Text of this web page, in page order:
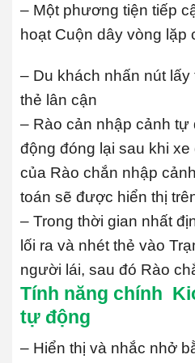
– Một phương tiện tiếp
hoạt Cuộn dây vòng lặp
– Du khách nhấn nút
thẻ lân cận
– Rào cản nhập cảnh
động đóng lại sau khi
của Rào chắn nhập cảnh
toán sẽ được hiển thị
– Trong thời gian nhất
lối ra và nhét thẻ vào
người lái, sau đó Rào
Tính năng chính
tự động
– Hiển thị và nhắc nhở